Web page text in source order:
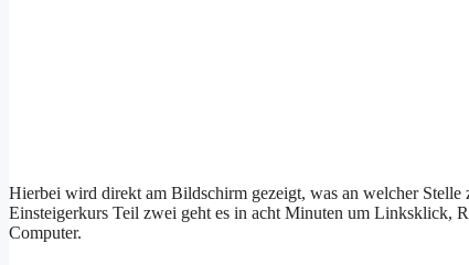
Hierbei wird direkt am Bildschirm gezeigt, was an welcher
Einsteigerkurs Teil zwei geht es in acht Minuten um Linksklick,
Computer.